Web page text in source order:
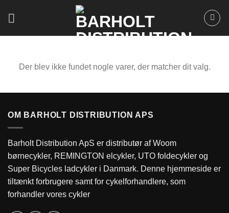
Der blev ikke fundet nogle varer, der matcher dit valg.
OM BARHOLT DISTRIBUTION APS
Barholt Distribution ApS er distributør af Woom
børnecykler, REMINGTON elcykler, UTO foldecykler og
Super Bicycles ladcykler i Danmark. Denne hjemmeside er
tiltænkt forbrugere samt for cykelforhandlere, som
forhandler vores cykler